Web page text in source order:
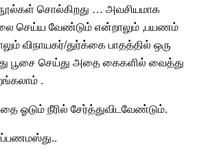
நூல்கள் சொல்கிறது … அவசியமாக
செய்ய வேண்டும் என்றாலும் ,பயணம்
விநாயகர்/துர்க்கைபாதத்தில் ஒரு
பூசை செய்து அதை கைகளில் வைத்து
.
ஓடும் நீரில் சேர்த்துவிடவேண்டும்.